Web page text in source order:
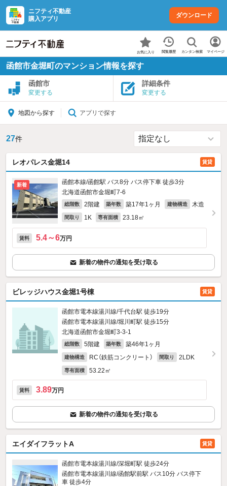
ニフティ不動産
購入アプリ
ダウンロード
お気に入り 閲覧履歴 カンタン検索 マイページ
函館市金堀町のマンション情報を探す
函館市
変更する
詳細条件
変更する
地図から探す アプリで探す
27件
レオパレス金堀14 賃貸
新着
函館本線/函館駅 バス8分 バス停下車 徒歩3分
北海道函館市金堀町7-6
総階数 2階建 築年数 築17年1ヶ月 建物構造 木造
間取り 1K 専有面積 23.18㎡
賃料 5.4～6万円
新着の物件の通知を受け取る
ビレッジハウス金堀1号棟 賃貸
函館市電本線湯川線/千代台駅 徒歩19分
函館市電本線湯川線/堀川町駅 徒歩15分
北海道函館市金堀町3-3‐1
総階数 5階建 築年数 築46年1ヶ月
建物構造 RC（鉄筋コンクリート） 間取り 2LDK
専有面積 53.22㎡
賃料 3.89万円
新着の物件の通知を受け取る
エイダイフラットA 賃貸
函館市電本線湯川線/深堀町駅 徒歩24分
函館市電本線湯川線/函館駅前駅 バス10分 バス停下
車 徒歩4分